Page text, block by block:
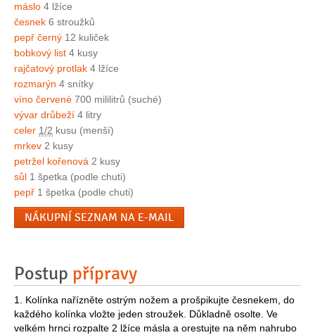
máslo 4 lžíce
česnek 6 stroužků
pepř černý 12 kuliček
bobkový list 4 kusy
rajčatový protlak 4 lžíce
rozmarýn 4 snítky
víno červené 700 mililitrů (suché)
vývar drůbeží 4 litry
celer 1/2 kusu (menší)
mrkev 2 kusy
petržel kořenová 2 kusy
sůl 1 špetka (podle chuti)
pepř 1 špetka (podle chuti)
NÁKUPNÍ SEZNAM NA E-MAIL
Postup přípravy
1. Kolínka nařízněte ostrým nožem a prošpikujte česnekem, do
každého kolínka vložte jeden stroužek. Důkladně osolte. Ve
velkém hrnci rozpalte 2 lžíce másla a orestujte na něm nahrubo